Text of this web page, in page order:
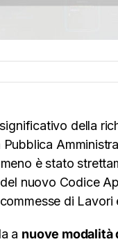
della
Pubblica
è stato
nuovo Codice
di Lavori
a nuove modalità